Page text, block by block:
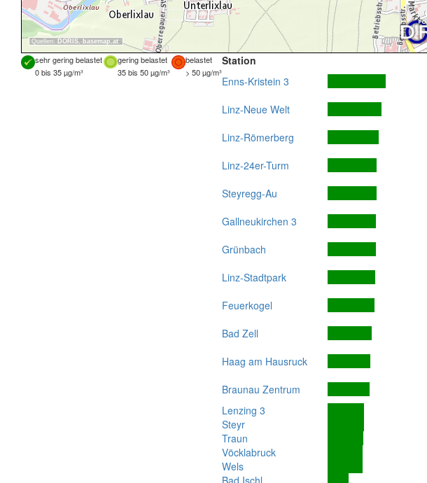
Quellen: DORIS, basemap.at
sehr gering belastet gering belastet
belastet
0 bis 35 µg/m³
35 bis 50 µg/m³ > 50 µg/m³
Station
Enns-Kristein 3
Linz-Neue Welt
Linz-Römerberg
Linz-24er-Turm
Steyregg-Au
Gallneukirchen 3
Grünbach
Linz-Stadtpark
Feuerkogel
Bad Zell
Haag am Hausruck
Braunau Zentrum
Lenzing 3
Steyr
Traun
Vöcklabruck
Wels
Bad Ischl